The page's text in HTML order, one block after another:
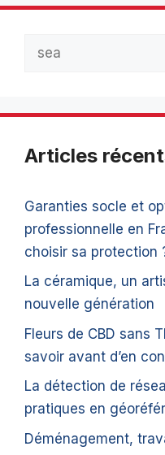
Articles
Garanties socle et
professionnelle en
choisir sa protection
La céramique, un
nouvelle génération
Fleurs de CBD sans
savoir avant d’en
La détection de
pratiques en
Déménagement,